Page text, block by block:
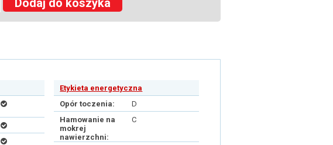
Dodaj do koszyka
Etykieta energetyczna
Opór toczenia:
D
Hamowanie na
mokrej
nawierzchni:
C